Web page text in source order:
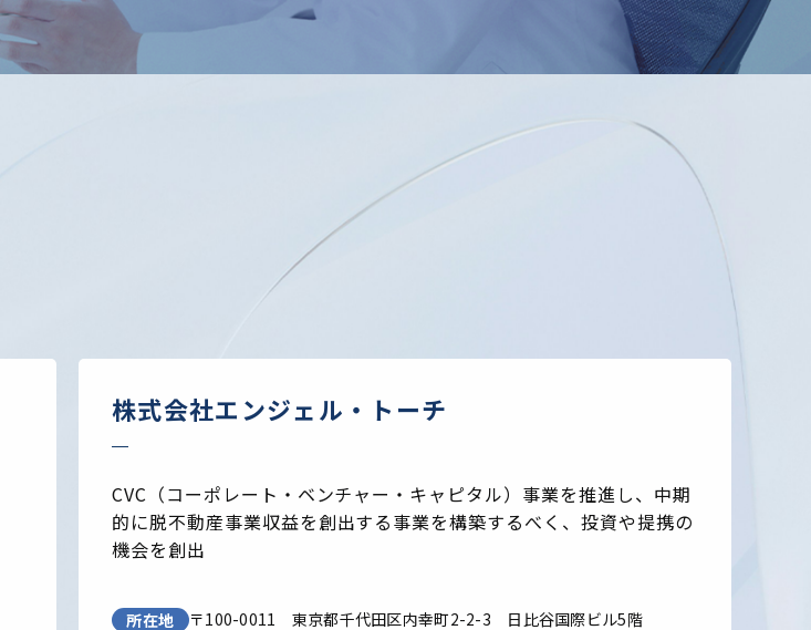
株式会社エンジェル・トーチ
CVC（コーポレート・ベンチャー・キャピタル）事業を推進し、中期
的に脱不動産事業収益を創出する事業を構築するべく、投資や提携の
機会を創出
所在地 〒100-0011 東京都千代田区内幸町2-2-3 日比谷国際ビル5階